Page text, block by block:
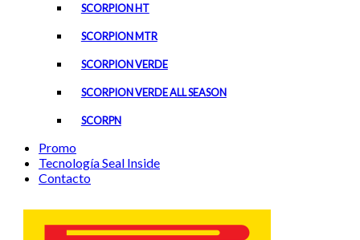
SCORPION HT
SCORPION MTR
SCORPION VERDE
SCORPION VERDE ALL SEASON
SCORPN
Promo
Tecnología Seal Inside
Contacto